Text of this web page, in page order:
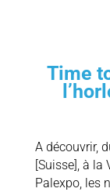
Time
A découvrir,
[Suisse], à la
Palexpo, les